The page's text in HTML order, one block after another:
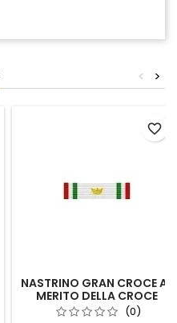
>
<
NASTRINO GRAN CROCE AL
MERITO DELLA CROCE
ROSSA ITALIANA
(0)
favorite_border